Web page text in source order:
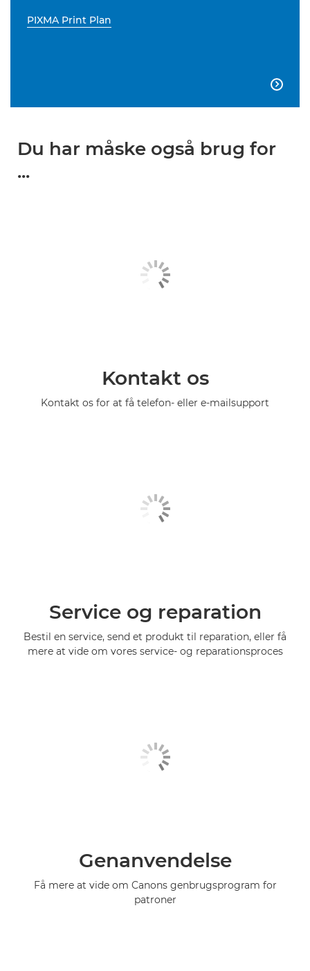
PIXMA Print Plan

Du har måske også brug for
...
Kontakt os
Kontakt os for at få telefon- eller e-mailsupport
Service og reparation
Bestil en service, send et produkt til reparation, eller få
mere at vide om vores service- og reparationsproces
Genanvendelse
Få mere at vide om Canons genbrugsprogram for
patroner